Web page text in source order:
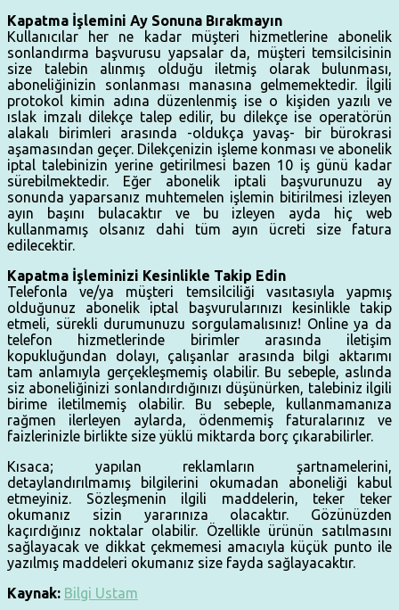
Kapatma İşlemini Ay Sonuna Bırakmayın
Kullanıcılar her ne kadar müşteri hizmetlerine abonelik
sonlandırma başvurusu yapsalar da, müşteri temsilcisinin
size talebin alınmış olduğu iletmiş olarak bulunması,
aboneliğinizin sonlanması manasına gelmemektedir. İlgili
protokol kimin adına düzenlenmiş ise o kişiden yazılı ve
ıslak imzalı dilekçe talep edilir, bu dilekçe ise operatörün
alakalı birimleri arasında -oldukça yavaş- bir bürokrasi
aşamasından geçer. Dilekçenizin işleme konması ve abonelik
iptal talebinizin yerine getirilmesi bazen 10 iş günü kadar
sürebilmektedir. Eğer abonelik iptali başvurunuzu ay
sonunda yaparsanız muhtemelen işlemin bitirilmesi izleyen
ayın başını bulacaktır ve bu izleyen ayda hiç web
kullanmamış olsanız dahi tüm ayın ücreti size fatura
edilecektir.
Kapatma İşleminizi Kesinlikle Takip Edin
Telefonla ve/ya müşteri temsilciliği vasıtasıyla yapmış
olduğunuz abonelik iptal başvurularınızı kesinlikle takip
etmeli, sürekli durumunuzu sorgulamalısınız! Online ya da
telefon hizmetlerinde birimler arasında iletişim
kopukluğundan dolayı, çalışanlar arasında bilgi aktarımı
tam anlamıyla gerçekleşmemiş olabilir. Bu sebeple, aslında
siz aboneliğinizi sonlandırdığınızı düşünürken, talebiniz ilgili
birime iletilmemiş olabilir. Bu sebeple, kullanmamanıza
rağmen ilerleyen aylarda, ödenmemiş faturalarınız ve
faizlerinizle birlikte size yüklü miktarda borç çıkarabilirler.
Kısaca; yapılan reklamların şartnamelerini,
detaylandırılmamış bilgilerini okumadan aboneliği kabul
etmeyiniz. Sözleşmenin ilgili maddelerin, teker teker
okumanız sizin yararınıza olacaktır. Gözünüzden
kaçırdığınız noktalar olabilir. Özellikle ürünün satılmasını
sağlayacak ve dikkat çekmemesi amacıyla küçük punto ile
yazılmış maddeleri okumanız size fayda sağlayacaktır.
Kaynak: Bilgi Ustam